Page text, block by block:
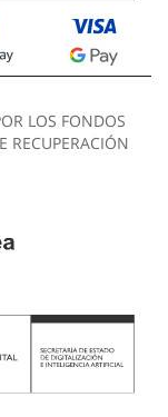
LOS FONDOS
RECUPERACIÓN